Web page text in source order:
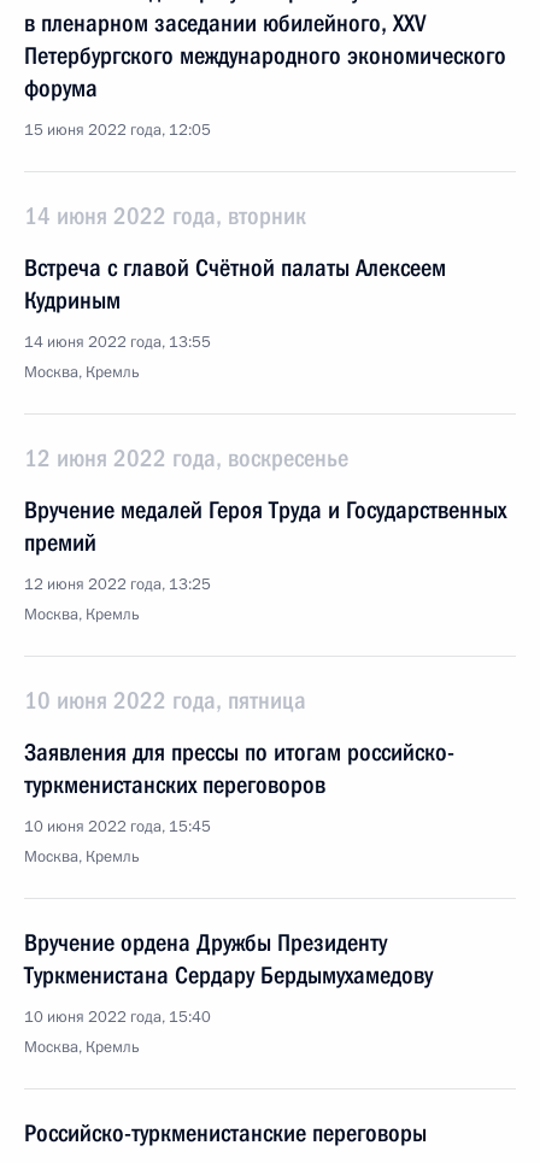
в пленарном заседании юбилейного, XXV
Петербургского международного экономического
форума
15 июня 2022 года, 12:05
14 июня 2022 года, вторник
Встреча с главой Счётной палаты Алексеем
Кудриным
14 июня 2022 года, 13:55
Москва, Кремль
12 июня 2022 года, воскресенье
Вручение медалей Героя Труда и Государственных
премий
12 июня 2022 года, 13:25
Москва, Кремль
10 июня 2022 года, пятница
Заявления для прессы по итогам российско-
туркменистанских переговоров
10 июня 2022 года, 15:45
Москва, Кремль
Вручение ордена Дружбы Президенту
Туркменистана Сердару Бердымухамедову
10 июня 2022 года, 15:40
Москва, Кремль
Российско-туркменистанские переговоры